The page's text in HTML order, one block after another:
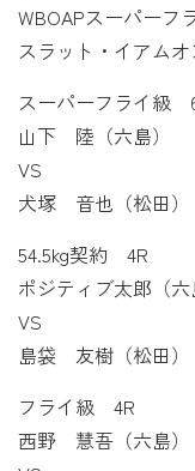
WBOAPスーパーフ
スラット・イアムオ
スーパーフライ級
山下 陸（六島）
VS
犬塚 音也（松田）
54.5kg契約 4R
ポジティブ太郎（
VS
島袋 友樹（松田）
フライ級 4R
西野 慧吾（六島）